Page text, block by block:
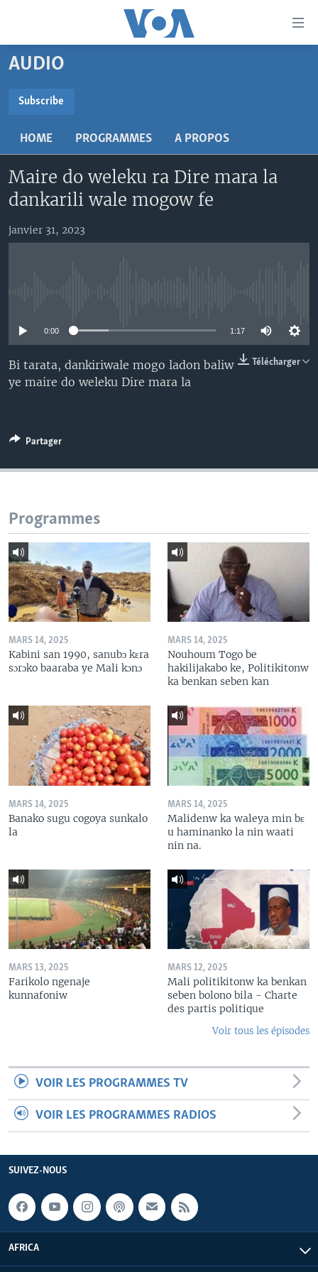
Menu
principal
navigation
principale
Retour
recherche
MALI KURA
RADIO
AN BA FO!
FARAFINA FOLI
Learning English
SUIVEZ-NOUS
AUDIO
Subscribe
S'abonner
HOME PROGRAMMES A PROPOS
Maire do weleku ra Dire mara la
dankarili wale mogow fe
janvier 31, 2023
0:00 1:17
Télécharger
Bi tarata, dankiriwale mogo ladon baliw
ye maire do weleku Dire mara la
Partager
Programmes
MARS 14, 2025
Kabini san 1990, sanubɔ kɛra
sɔrɔko baaraba ye Mali kɔnɔ
MARS 14, 2025
Nouhoum Togo be
hakilijakabo ke, Politikitonw
ka benkan seben kan
MARS 14, 2025
Banako sugu cogoya sunkalo
la
MARS 14, 2025
Malidenw ka waleya min bɛ
u haminanko la nin waati
nin na.
MARS 13, 2025
Farikolo ngenaje
kunnafoniw
MARS 12, 2025
Mali politikitonw ka benkan
seben bolono bila - Charte
des partis politique
Voir tous les épisodes
VOIR LES PROGRAMMES TV
VOIR LES PROGRAMMES RADIOS
SUIVEZ-NOUS
AFRICA